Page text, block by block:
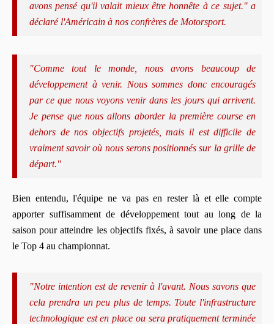
avons pensé qu'il valait mieux être honnête à ce sujet." a
déclaré l'Américain à nos confrères de Motorsport.
"Comme tout le monde, nous avons beaucoup de
développement à venir. Nous sommes donc encouragés
par ce que nous voyons venir dans les jours qui arrivent.
Je pense que nous allons aborder la première course en
dehors de nos objectifs projetés, mais il est difficile de
vraiment savoir où nous serons positionnés sur la grille de
départ."
Bien entendu, l'équipe ne va pas en rester là et elle compte
apporter suffisamment de développement tout au long de la
saison pour atteindre les objectifs fixés, à savoir une place dans
le Top 4 au championnat.
"Notre intention est de revenir à l'avant. Nous savons que
cela prendra un peu plus de temps. Toute l'infrastructure
technologique est en place ou sera pratiquement terminée